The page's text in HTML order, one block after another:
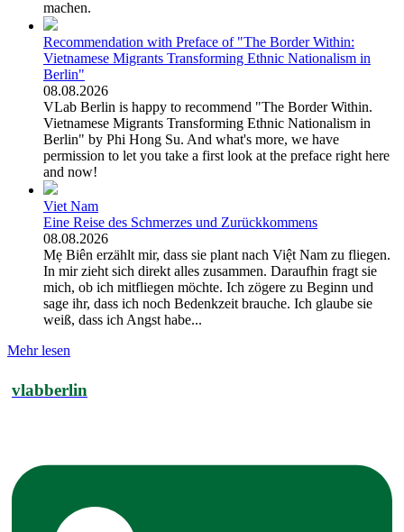
machen.
Recommendation with Preface of "The Border Within:
Vietnamese Migrants Transforming Ethnic Nationalism in
Berlin"
08.08.2026
VLab Berlin is happy to recommend "The Border Within.
Vietnamese Migrants Transforming Ethnic Nationalism in
Berlin" by Phi Hong Su. And what's more, we have
permission to let you take a first look at the preface right here
and now!
Viet Nam
Eine Reise des Schmerzes und Zurückkommens
08.08.2026
Mẹ Biên erzählt mir, dass sie plant nach Việt Nam zu fliegen.
In mir zieht sich direkt alles zusammen. Daraufhin fragt sie
mich, ob ich mitfliegen möchte. Ich zögere zu Beginn und
sage ihr, dass ich noch Bedenkzeit brauche. Ich glaube sie
weiß, dass ich Angst habe...
Mehr lesen
vlabberlin